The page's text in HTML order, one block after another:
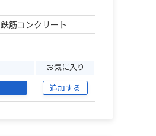
鉄筋コンクリート
お気に入り
追加する